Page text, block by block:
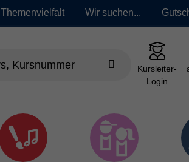
Themenvielfalt Wir suchen...
Kursleiter-
Login